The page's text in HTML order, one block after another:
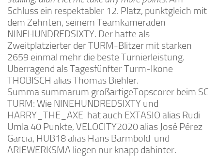
Schluss ein respektabler 12. Platz, punktgleich mit
dem Zehnten, seinem Teamkameraden
NINEHUNDREDSIXTY. Der hatte als
Zweitplatzierter der TURM-Blitzer mit starken
2659 einmal mehr die beste Turnierleistung.
Überragend als Tagesfünfter Turm-Ikone
THOBISCH alias Thomas Biehler.
Summa summarum großartigeTopscorer beim SC
TURM: Wie NINEHUNDREDSIXTY und
HARRY_THE_AXE hat auch EXTASIO alias Rudi
Umla 40 Punkte, VELOCITY2020 alias José Pérez
Garcia, HUB18 alias Hans Barmbold und
ARIEWERKSMA liegen nur knapp dahinter.